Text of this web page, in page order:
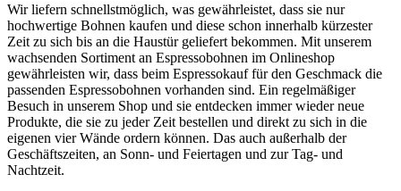
Wir liefern schnellstmöglich, was gewährleistet, dass sie nur
hochwertige Bohnen kaufen und diese schon innerhalb kürzester
Zeit zu sich bis an die Haustür geliefert bekommen. Mit unserem
wachsenden Sortiment an Espressobohnen im Onlineshop
gewährleisten wir, dass beim Espressokauf für den Geschmack die
passenden Espressobohnen vorhanden sind. Ein regelmäßiger
Besuch in unserem Shop und sie entdecken immer wieder neue
Produkte, die sie zu jeder Zeit bestellen und direkt zu sich in die
eigenen vier Wände ordern können. Das auch außerhalb der
Geschäftszeiten, an Sonn- und Feiertagen und zur Tag- und
Nachtzeit.